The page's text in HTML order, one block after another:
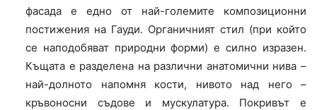
фасада е едно от най-големите композиционни
постижения на Гауди. Органичният стил (при който
се наподобяват природни форми) е силно изразен.
Къщата е разделена на различни анатомични нива –
най-долното напомня кости, нивото над него –
кръвоносни съдове и мускулатура. Покривът е